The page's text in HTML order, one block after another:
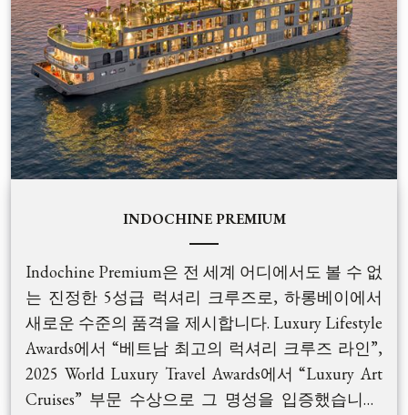
INDOCHINE PREMIUM
Indochine Premium은 전 세계 어디에서도 볼 수 없
는 진정한 5성급 럭셔리 크루즈로, 하롱베이에서
새로운 수준의 품격을 제시합니다. Luxury Lifestyle
Awards에서 “베트남 최고의 럭셔리 크루즈 라인”,
2025 World Luxury Travel Awards에서 “Luxury Art
Cruises” 부문 수상으로 그 명성을 입증했습니다.